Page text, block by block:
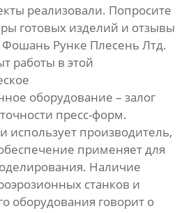
реализовали. Попросите
готовых изделий и отзывы
Рунке Плесень Лтд.
работы в этой
оборудование – залог
пресс-форм.
использует производитель,
применяет для
Наличие
станков и
оборудования говорит о